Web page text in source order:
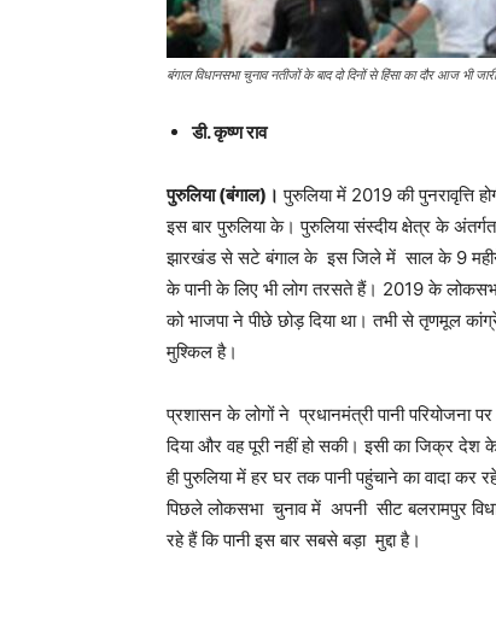
बंगाल विधानसभा चुनाव नतीजों के बाद दो दिनों से हिंसा का दौर आज भी
डी. कृष्ण राव
पुरुलिया (बंगाल)। पुरुलिया में 2019 की पुनरावृत्ति
इस बार पुरुलिया के। पुरुलिया संस्दीय क्षेत्र के
झारखंड से सटे बंगाल के इस जिले में साल के 9 महीने
के पानी के लिए भी लोग तरसते हैं। 2019 के
को भाजपा ने पीछे छोड़ दिया था। तभी से तृणमूल
मुश्किल है।
प्रशासन के लोगों ने प्रधानमंत्री पानी
दिया और वह पूरी नहीं हो सकी। इसी का जिक्र
ही पुरुलिया में हर घर तक पानी पहुंचाने का वादा कर
पिछले लोकसभा चुनाव में अपनी सीट बलरामपुर
रहे हैं कि पानी इस बार सबसे बड़ा मुद्दा है।